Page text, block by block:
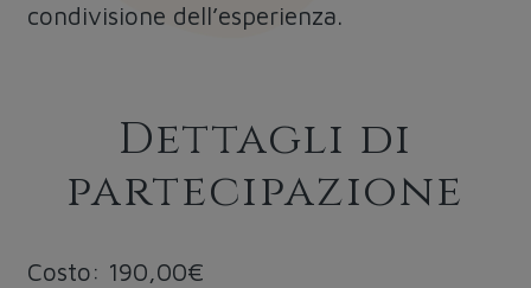
condivisione dell’esperienza.
Dettagli di
partecipazione
Costo: 190,00€